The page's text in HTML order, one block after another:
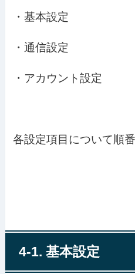
・基本設定
・通信設定
・アカウント設定
各設定項目について順
4-1. 基本設定